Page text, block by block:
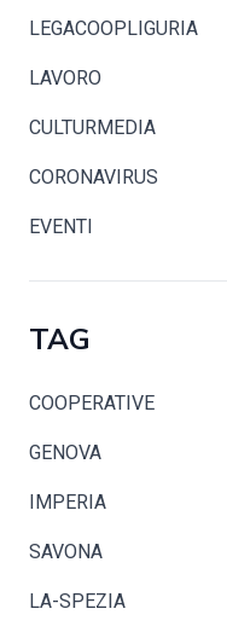
LEGACOOPLIGURIA
LAVORO
CULTURMEDIA
CORONAVIRUS
EVENTI
TAG
COOPERATIVE
GENOVA
IMPERIA
SAVONA
LA-SPEZIA